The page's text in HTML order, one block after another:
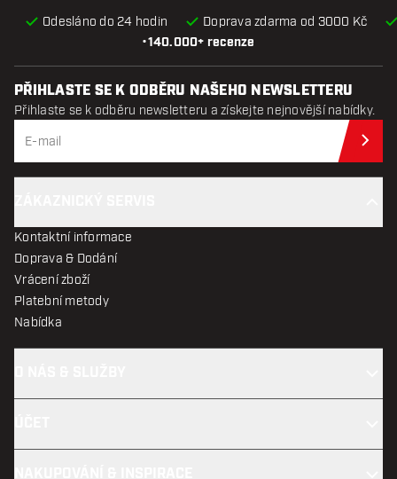
•140.000+ recenze
Odesláno do 24 hodin Doprava zdarma od 3000 Kč
PŘIHLASTE SE K ODBĚRU NAŠEHO NEWSLETTERU
Přihlaste se k odběru newsletteru a získejte nejnovější nabídky.
Kontaktní informace
Doprava & Dodání
Vrácení zboží
Platební metody
Nabídka